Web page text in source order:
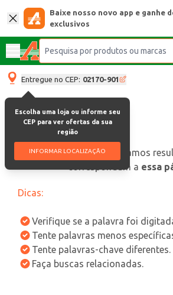
Baixe nosso novo app e ganhe
exclusivos
Entregue no CEP: 02170-901
Escolha uma loja ou informe seu
CEP para ver ofertas da sua
região
INFORMAR LOCALIZAÇÃO
oops, não encontramos
correspondam a essa
Dicas:
Verifique se a palavra foi
Tente palavras menos
Tente palavras-chave diferentes.
Faça buscas relacionadas.